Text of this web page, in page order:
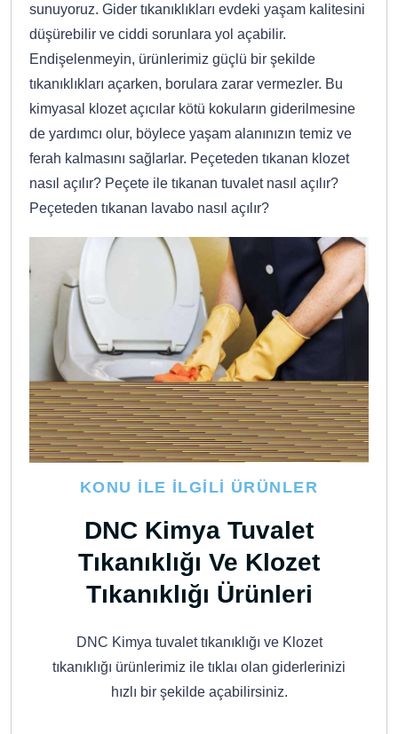
sunuyoruz. Gider tıkanıklıkları evdeki yaşam kalitesini
düşürebilir ve ciddi sorunlara yol açabilir.
Endişelenmeyin, ürünlerimiz güçlü bir şekilde
tıkanıklıkları açarken, borulara zarar vermezler. Bu
kimyasal klozet açıcılar kötü kokuların giderilmesine
de yardımcı olur, böylece yaşam alanınızın temiz ve
ferah kalmasını sağlarlar. Peçeteden tıkanan klozet
nasıl açılır? Peçete ile tıkanan tuvalet nasıl açılır?
Peçeteden tıkanan lavabo nasıl açılır?
KONU İLE İLGILI ÜRÜNLER
DNC Kimya Tuvalet
Tıkanıklığı Ve Klozet
Tıkanıklığı Ürünleri
DNC Kimya tuvalet tıkanıklığı ve Klozet
tıkanıklığı ürünlerimiz ile tıklaı olan giderlerinizi
hızlı bir şekilde açabilirsiniz.